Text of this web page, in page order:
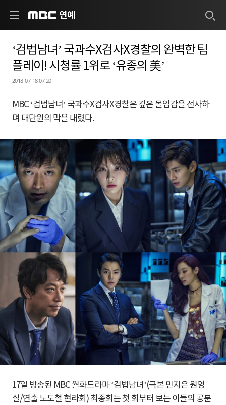
연예
‘검법남녀’ 국과수X검사X경찰의 완벽한 팀
플레이! 시청률 1위로 ‘유종의 美’
2018-07-18 07:20
MBC ‘검법남녀’ 국과수X검사X경찰은 깊은 몰입감을 선사하
며 대단원의 막을 내렸다.
17일 방송된 MBC 월화드라마 ‘검법남녀’(극본 민지은 원영
실/연출 노도철 현라회) 최종회는 첫 회부터 보는 이들의 공분